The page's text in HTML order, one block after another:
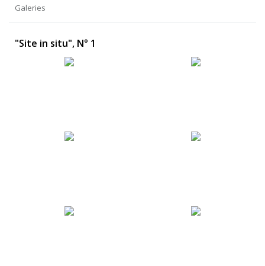
Galeries
"Site in situ", N° 1